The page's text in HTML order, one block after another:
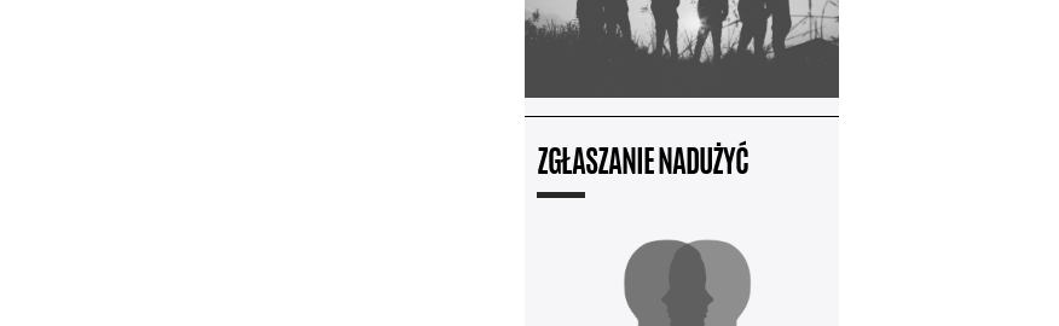
ZGŁASZANIE NADUŻYĆ